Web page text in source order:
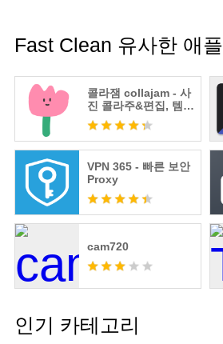
Fast Clean 유사한 애
콜라잼 collajam - 사
진 콜라주&편집, 템플
릿
VPN 365 - 빠른 보안
Proxy
cam720
인기 카테고리